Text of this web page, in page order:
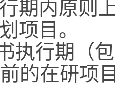
期内原则
项目。
执行期（
的在研项